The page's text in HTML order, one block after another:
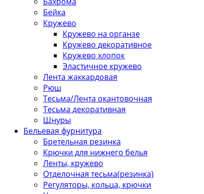
Бейка
Кружево
Кружево на органзе
Кружево декоративное
Кружево хлопок
Эластичное кружево
Лента жаккардовая
Рюш
Тесьма/Лента окантовочная
Тесьма декоративная
Шнуры
Бельевая фурнитура
Бретельная резинка
Крючки для нижнего белья
Ленты, кружево
Отделочная тесьма(резинка)
Регуляторы, кольца, крючки